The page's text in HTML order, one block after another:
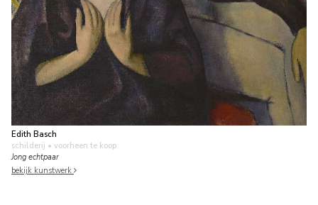
Edith Basch
schilderij • voorheen te koop
Jong echtpaar
bekijk kunstwerk